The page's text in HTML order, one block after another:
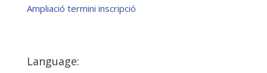
Ampliació termini inscripció
Language: